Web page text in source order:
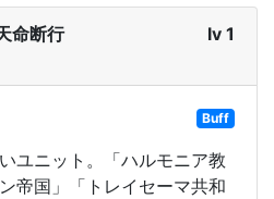
命断行 lv 1
Buff
ユニット。「ハルモニア教
帝国」「トレイセーマ共和